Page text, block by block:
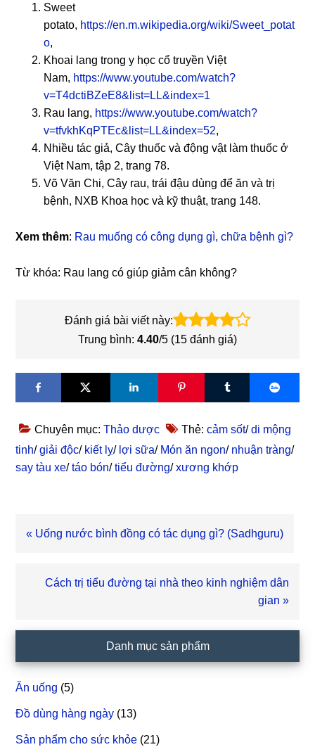
Sweet
potato, https://en.m.wikipedia.org/wiki/Sweet_potat
o,
Khoai lang trong y học cổ truyền Việt
Nam, https://www.youtube.com/watch?
v=T4dctiBZeE8&list=LL&index=1
Rau lang, https://www.youtube.com/watch?
v=tfvkhKqPTEc&list=LL&index=52,
Nhiều tác giả, Cây thuốc và động vật làm thuốc ở
Việt Nam, tập 2, trang 78.
Võ Văn Chi, Cây rau, trái đậu dùng để ăn và trị
bệnh, NXB Khoa học và kỹ thuật, trang 148.
Xem thêm: Rau muống có công dụng gì, chữa bệnh gì?
Từ khóa: Rau lang có giúp giảm cân không?
Đánh giá bài viết này:
Trung bình: 4.40/5 (15 đánh giá)
Chuyên mục:Thảo dược Thẻ:cảm sốt/di mộng
tinh/giải độc/ kiết lỵ/ lợi sữa/ Món ăn ngon/ nhuận tràng/
say tàu xe/táo bón/tiểu đường/xương khớp
Bài
« Uống nước bình đồng có tác dụng gì? (Sadhguru)
Bài
Cách trị tiểu đường tại nhà theo kinh nghiệm dân
gian »
chính
Danh mục sản phẩm
Ăn uống (5)
Đồ dùng hàng ngày (13)
Sản phẩm cho sức khỏe (21)